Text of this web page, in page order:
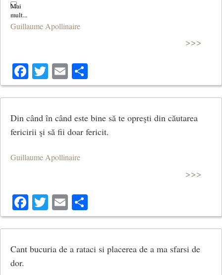
Noaptea vine, sună ceasul bătrân,
Se duc iubirile ca apa curgătoare,
Se duc iubirile —
Și cât de aprigă speranţa arzătoare.
Noaptea vine, sună ceasul bătrân,
Zilele trec, eu rămân.
Guillaume Apollinaire
>>>
Facebook
Twitter
Email
Din când în când este bine să te opreşti din căutarea
fericirii şi să fii doar fericit.
Guillaume Apollinaire
>>>
Facebook
Twitter
Email
Cant bucuria de a rataci si placerea de a ma sfarsi de
dor.